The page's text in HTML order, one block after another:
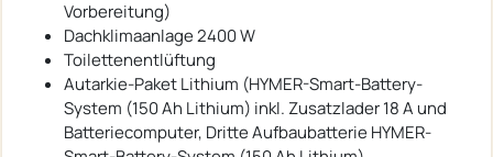
Vorbereitung)
Dachklimaanlage 2400 W
Toilettenentlüftung
Autarkie-Paket Lithium (HYMER-Smart-Battery-
System (150 Ah Lithium) inkl. Zusatzlader 18 A und
Batteriecomputer, Dritte Aufbaubatterie HYMER-